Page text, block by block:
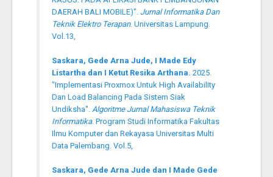
DAERAH BALI MOBILE)". Jurnal Informatika Dan
Teknik Elektro Terapan. Universitas Lampung.
Vol.13,
Saskara, Gede Arna Jude, I Made Edy
Listartha dan I Ketut Resika Arthana. 2025.
"Implementasi Proxmox Untuk High Availability
Dan Load Balancing Pada Sistem Siak
Undiksha". Algoritme Jurnal Mahasiswa Teknik
Informatika. Program Studi Informatika Fakultas
Ilmu Komputer dan Rekayasa Universitas Multi
Data Palembang. Vol.5,
Saskara, Gede Arna Jude dan I Made Gede